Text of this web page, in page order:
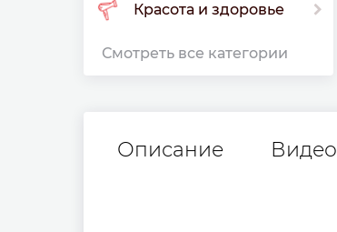
Красота и здоровье
Смотреть все категории
Описание Видео